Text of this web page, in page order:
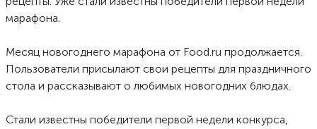
марафона.
Месяц новогоднего марафона от Food.ru продолжается.
Пользователи присылают свои рецепты для праздничного
стола и рассказывают о любимых новогодних блюдах.
Стали известны победители первой недели конкурса,